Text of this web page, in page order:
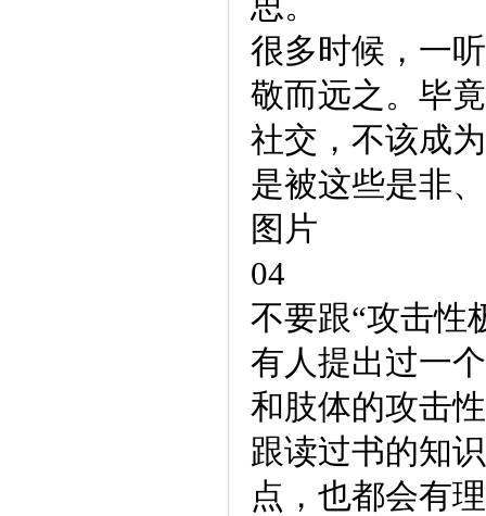
很多时候，一
敬而远之。毕
社交，不该成
是被这些是非
图片
04
不要跟“攻击性
有人提出过一
和肢体的攻击
跟读过书的知
点，也都会有